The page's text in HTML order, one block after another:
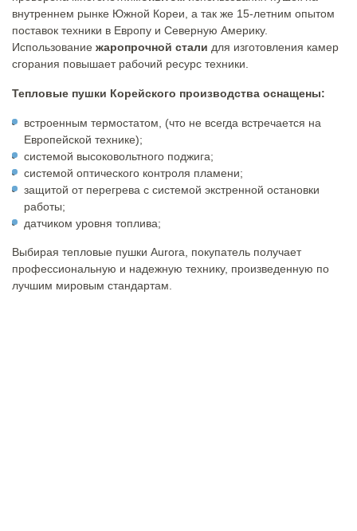
внутреннем рынке Южной Кореи, а так же 15-летним опытом
поставок техники в Европу и Северную Америку.
Использование жаропрочной стали для изготовления камер
сгорания повышает рабочий ресурс техники.
Тепловые пушки Корейского производства оснащены:
встроенным термостатом, (что не всегда встречается на
Европейской технике);
системой высоковольтного поджига;
системой оптического контроля пламени;
защитой от перегрева с системой экстренной остановки
работы;
датчиком уровня топлива;
Выбирая тепловые пушки Aurora, покупатель получает
профессиональную и надежную технику, произведенную по
лучшим мировым стандартам.